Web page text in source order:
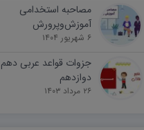
مصاحبه استخدامی
آموزش‌وپرورش
۶ شهریور ۱۴۰۴
جزوات قواعد عربی دهم
دوازدهم
۲۶ مرداد ۱۴۰۳